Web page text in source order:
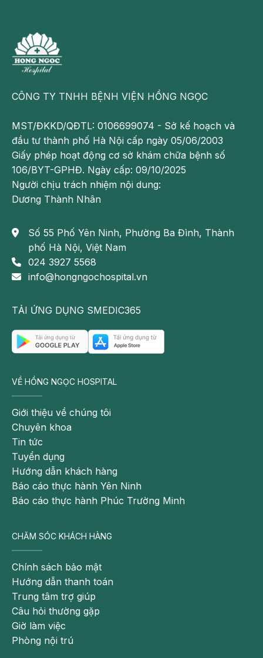
Tâm lý thoải mái quyết định số lượng sữa mẹ tạo ra
Sử dụng máy hút sữa là một trong nhữngcách kích
hiện đại được rất nhiều mẹ sau sinh áp dụng để
sữa về nhiều. Việc vắt sữa còn có thể giúp mẹ bảo
quản, lưu trữ sữa cho lần dùng tiếp theo của bé nếu
Máy hút sữa sẽ tăng khả năng co bóp bầu ngực, từ
đó làm gia tăng hormone oxytocin giúp kích thích
tuyến sữa, để sữa tiết ra nhanh hơn, nhiều hơn và
Tuy nhiên các bác sĩ khuyến cáo, mẹ sau sinh không
nên lạm dụng
quen bú mẹ trực tiếp, quên cách ti mẹ. Thêm vào đó,
với những máy hút sữa kém chất lượng có thể làm
ngực và vú mẹ sẽ bị tổn thương bởi chế độ hút sữa
không phù hợp. Ngoài ra, máy hút sữa nếu không
được vệ sinh sạch sẽ có thể bị nhiễm khuẩn, tăng
nguy cơ sữa nhiễm khuẩn gây bệnh cho trẻ.
CÔNG TY TNHH BỆNH VIỆN HỒNG NGỌC
MST/ĐKKD/QĐTL: 0106699074 - Sở kế hoạch và
đầu tư thành phố Hà Nội cấp ngày 05/06/2003
Giấy phép hoạt động cơ sở khám chữa bệnh số
106/BYT-GPHĐ. Ngày cấp: 09/10/2025
Người chịu trách nhiệm nội dung:
Dương Thành Nhân
Số 55 Phố Yên Ninh, Phường Ba Đình, Thành
phố Hà Nội, Việt Nam
024 3927 5568
info@hongngochospital.vn
TẢI ỨNG DỤNG SMEDIC365
VỀ HỒNG NGỌC HOSPITAL
Giới thiệu về chúng tôi
Chuyên khoa
Tin tức
Tuyển dụng
Hướng dẫn khách hàng
Báo cáo thực hành Yên Ninh
Báo cáo thực hành Phúc Trường Minh
CHĂM SÓC KHÁCH HÀNG
Chính sách bảo mật
Hướng dẫn thanh toán
Trung tâm trợ giúp
Câu hỏi thường gặp
Giờ làm việc
Phòng nội trú